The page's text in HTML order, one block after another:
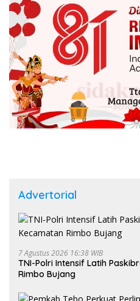
Advertorial
7 Agustus 2026 16:38 WIB
TNI-Polri Intensif Latih
Rimbo Bujang